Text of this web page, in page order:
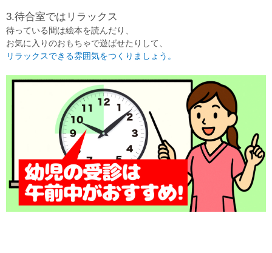
3.待合室ではリラックス
待っている間は絵本を読んだり、
お気に入りのおもちゃで遊ばせたりして、
リラックスできる雰囲気をつくりましょう。